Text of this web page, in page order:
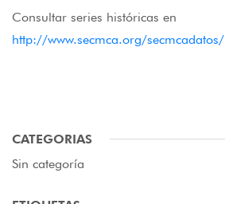
Consultar series históricas en
http://www.secmca.org/secmcadatos/
CATEGORIAS
Sin categoría